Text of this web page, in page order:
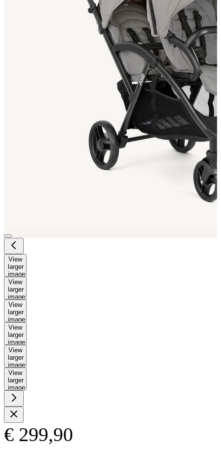
View
larger
image
View
larger
image
View
larger
image
View
larger
image
View
larger
image
View
larger
image
€ 299,90